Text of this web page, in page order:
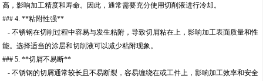
高，影响加工精度和寿命。因此，通常需要充分使用切削液进行冷却。
### 4. **粘附性强**
- 不锈钢在切削过程中容易与发生粘附，导致切屑粘在上，影响加工表面质量和性
能。选择适当的涂层和切削液可以减少粘附现象。
### 5. **切屑不易断**
- 不锈钢的切屑通常较长且不易断裂，容易缠绕在或工件上，影响加工效率和安全